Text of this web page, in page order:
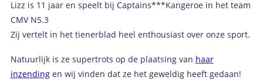
Lizz is 11 jaar en speelt bij Captains***Kangeroe in het team
CMV N5.3
Zij vertelt in het tienerblad heel enthousiast over onze sport.
Natuurlijk is ze supertrots op de plaatsing van haar
inzendingen wij vinden dat ze het geweldig heeft gedaan!